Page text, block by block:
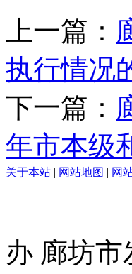
上一篇：
执行情况
下一篇：
年市本级
关于本站 | 网站地图 | 网
办 廊坊